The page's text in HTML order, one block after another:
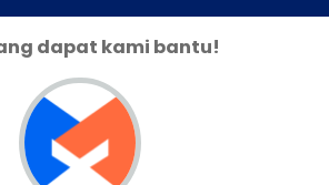
dapat kami bantu!